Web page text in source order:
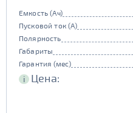
Емкость (Ач)
Пусковой ток (А)
Полярность
Габариты
Гарантия (мес)
i Цена: